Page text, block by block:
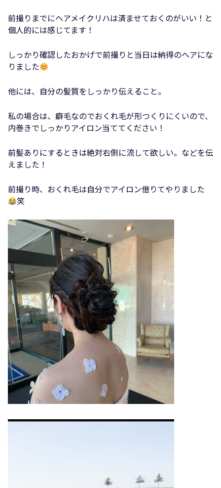
前撮りまでにヘアメイクリハは済ませておくのがいい！と
個人的には感じてます！
しっかり確認したおかげで前撮りと当日は納得のヘアにな
りました
他には、自分の髪質をしっかり伝えること。
私の場合は、癖毛なのでおくれ毛が形つくりにくいので、
内巻きでしっかりアイロン当ててください！
前髪ありにするときは絶対右側に流して欲しい。などを伝
えました！
前撮り時、おくれ毛は自分でアイロン借りてやりました
笑